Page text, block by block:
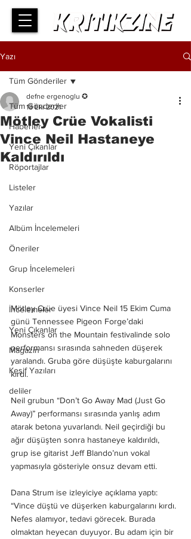
Yazı
Tüm Gönderiler
Haberler
Yeni Çıkanlar
Röportajlar
Listeler
Yazılar
Albüm İncelemeleri
Öneriler
Grup İncelemeleri
Konserler
İncelemeler
Yeni Çıkanlar
Magazin
Keşif Yazıları
deliler
Tüm Gönderiler
Mötley Crüe Vokalisti
Vince Neil Hastaneye
Kaldırıldı
defne ergenoglu ✪
18 Eki 2021
Mötley Crüe üyesi Vince Neil 15 Ekim Cuma
günü Tennessee Pigeon Forge’daki
Monsters on the Mountain festivalinde solo
performansı sırasında sahneden düşerek
yaralandı. Gruba göre düşüşte kaburgalarını
kırdı.
Neil grubun “Don’t Go Away Mad (Just Go
Away)” performansı sırasında yanlış adım
atarak betona yuvarlandı. Neil geçirdiği bu
ağır düşüşten sonra hastaneye kaldırıldı,
grup ise gitarist Jeff Blando’nun vokal
yapmasıyla gösteriyle onsuz devam etti.
Dana Strum ise izleyiciye açıklama yaptı:
“Vince düştü ve düşerken kaburgalarını kırdı.
Nefes alamıyor, tedavi görecek. Burada
olmaktan heyecan duyuyor. Bu adam için bir